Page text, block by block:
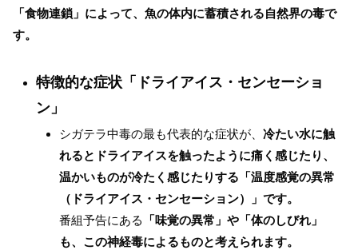
「食物連鎖」によって、魚の体内に蓄積される自然界の毒で
す。
特徴的な症状「ドライアイス・センセーショ
ン」
シガテラ中毒の最も代表的な症状が、 冷たい水に触
れるとドライアイスを触ったように痛く感じたり、
温かいものが冷たく感じたりする「温度感覚の異常
（ドライアイス・センセーション）」です。
番組予告にある
「味覚の異常」や「体のしびれ」
も、この神経毒によるものと考えられます。